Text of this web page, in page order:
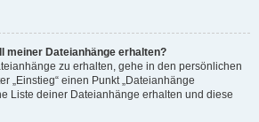
meiner Dateianhänge erhalten?
zu erhalten, gehe in den persönlichen
„Einstieg“ einen Punkt „Dateianhänge
Liste deiner Dateianhänge erhalten und diese